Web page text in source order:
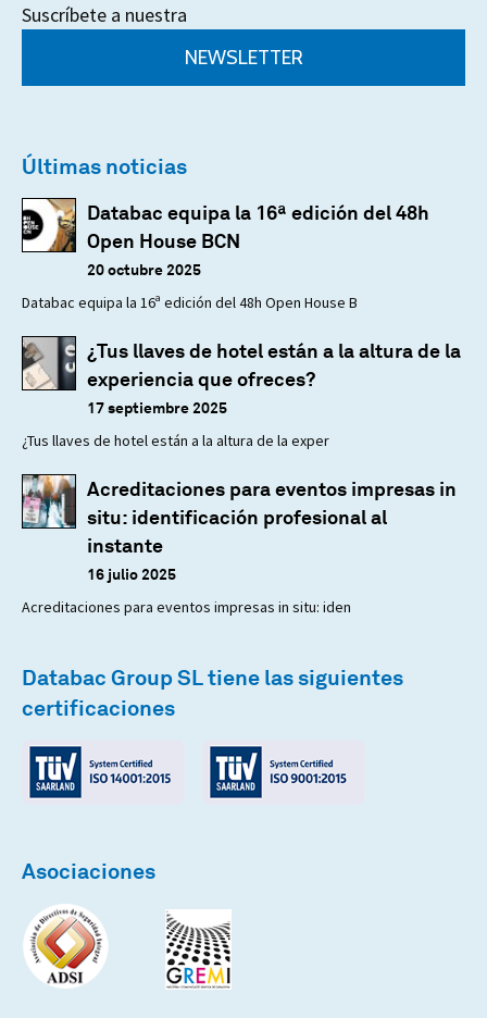
Suscríbete a nuestra
NEWSLETTER
Últimas noticias
Databac equipa la 16ª edición del 48h
Open House BCN
20 octubre 2025
Databac equipa la 16ª edición del 48h Open House B
¿Tus llaves de hotel están a la altura de la
experiencia que ofreces?
17 septiembre 2025
¿Tus llaves de hotel están a la altura de la exper
Acreditaciones para eventos impresas in
situ: identificación profesional al
instante
16 julio 2025
Acreditaciones para eventos impresas in situ: iden
Databac Group SL tiene las siguientes
certificaciones
Asociaciones